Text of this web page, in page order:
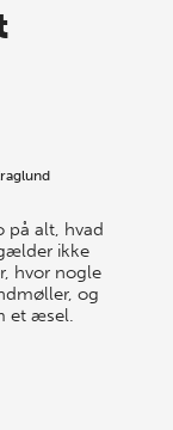
på alt, hvad
ikke
hvor nogle
og
et æsel.